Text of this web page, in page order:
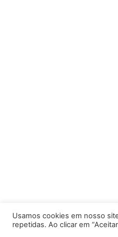
Usamos cookies em nosso
repetidas. Ao clicar em